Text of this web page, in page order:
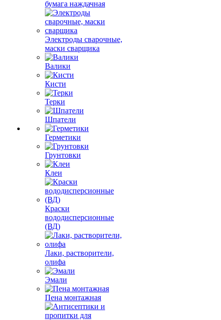
бумага наждачная
Электроды сварочные,
маски сварщика
Валики
Кисти
Терки
Шпатели
Герметики
Грунтовки
Клеи
Краски
вододисперсионные
(ВД)
Лаки, растворители,
олифа
Эмали
Пена монтажная